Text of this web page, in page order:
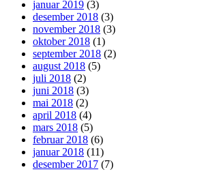
januar 2019 (3)
desember 2018 (3)
november 2018 (3)
oktober 2018 (1)
september 2018 (2)
august 2018 (5)
juli 2018 (2)
juni 2018 (3)
mai 2018 (2)
april 2018 (4)
mars 2018 (5)
februar 2018 (6)
januar 2018 (11)
desember 2017 (7)